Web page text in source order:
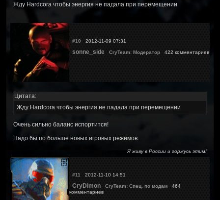
Жду Hardcora чтобы энергия не падала при перемещении
#10 2012-11-09 07:31
sonne_side CryTeam: Модератор 422 комментариев
Цитата:
Жду Hardcora чтобы энергия не падала при перемещении
Очень сильно баланс испортится!
Надо бы по больше новых игровых режимов.
Я живу в России и горжусь этим!
#11 2012-11-10 14:51
CryDimon CryTeam: Спец. по модам 464
комментариев